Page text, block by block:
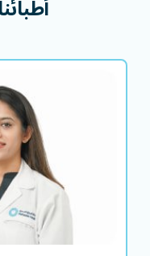
أطبائنا
بكالوريوس الطب
EN